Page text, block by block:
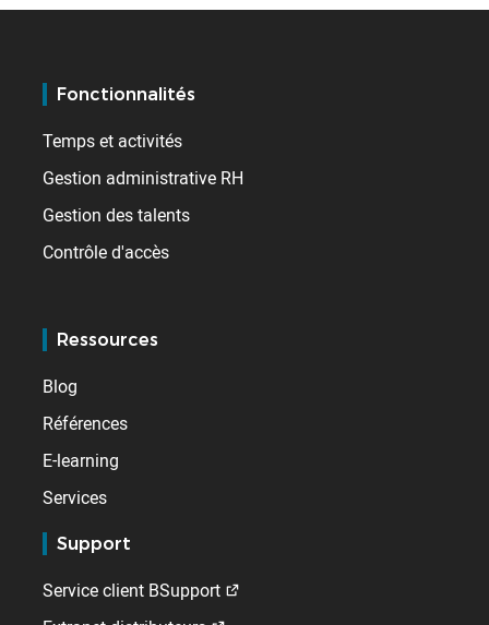
Fonctionnalités
Temps et activités
Gestion administrative RH
Gestion des talents
Contrôle d'accès
Ressources
Blog
Références
E-learning
Services
Support
Service client BSupport